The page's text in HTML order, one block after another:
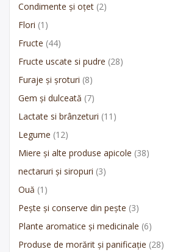
Condimente și oțet (2)
Flori (1)
Fructe (44)
Fructe uscate si pudre (28)
Furaje și șroturi (8)
Gem și dulceată (7)
Lactate si brânzeturi (11)
Legume (12)
Miere și alte produse apicole (38)
nectaruri și siropuri (3)
Ouă (1)
Pește și conserve din pește (3)
Plante aromatice și medicinale (6)
Produse de morărit și panificație (28)